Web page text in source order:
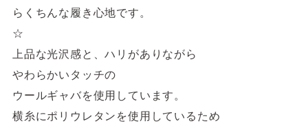
らくちんな履き心地です。
☆
上品な光沢感と、ハリがありながら
やわらかいタッチの
ウールギャバを使用しています。
横糸にポリウレタンを使用しているため